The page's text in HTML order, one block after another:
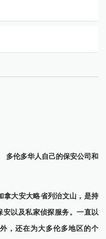
保安公司和
大安大略省列治文山，是持
以及私家侦探服务。一直以
，还在为大多伦多地区的个